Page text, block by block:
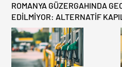
ROMANYA GÜZERGAHINDA
EDİLMİYOR: ALTERNATİF
KAZANDIRIYOR!